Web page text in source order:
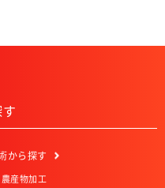
から探す
農産物加工